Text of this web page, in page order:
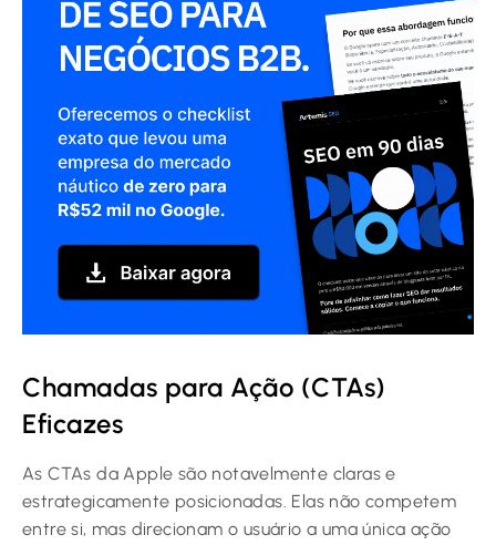
Chamadas para Ação (CTAs)
Eficazes
As CTAs da Apple são notavelmente claras e
estrategicamente posicionadas. Elas não competem
entre si, mas direcionam o usuário a uma única ação